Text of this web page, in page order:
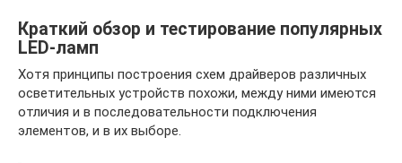
Краткий обзор и тестирование популярных
LED-ламп
Хотя принципы построения схем драйверов различных
осветительных устройств похожи, между ними имеются
отличия и в последовательности подключения
элементов, и в их выборе.